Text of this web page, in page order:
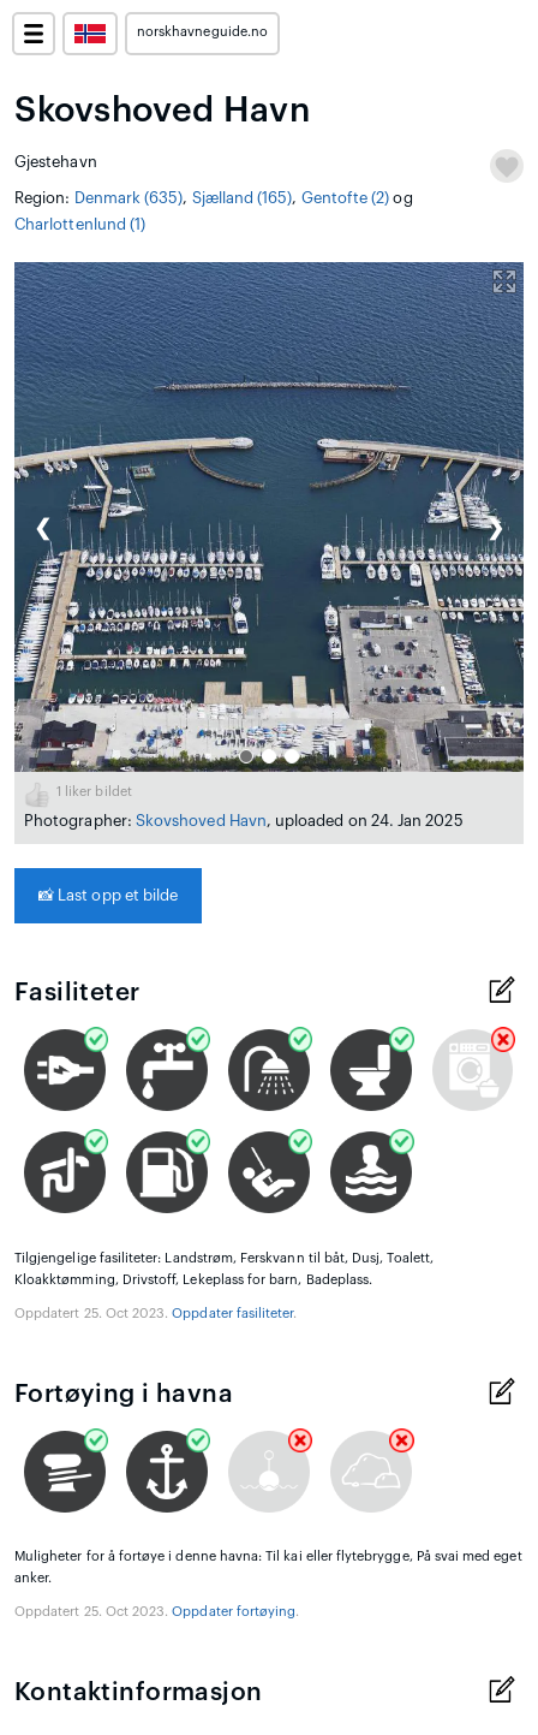
norskhavneguide.no
Skovshoved Havn
Gjestehavn
Region: Denmark (635), Sjælland (165), Gentofte (2) og
Charlottenlund (1)
❮ ❯
1 liker bildet
Photographer: Skovshoved Havn, uploaded on 24. Jan 2025
📸 Last opp et bilde
Fasiliteter
Tilgjengelige fasiliteter: Landstrøm, Ferskvann til båt, Dusj, Toalett,
Kloakktømming, Drivstoff, Lekeplass for barn, Badeplass.
Oppdatert 25. Oct 2023.Oppdater fasiliteter.
Fortøying i havna
Muligheter for å fortøye i denne havna: Til kai eller flytebrygge, På svai med eget
anker.
Oppdatert 25. Oct 2023.Oppdater fortøying.
Kontaktinformasjon